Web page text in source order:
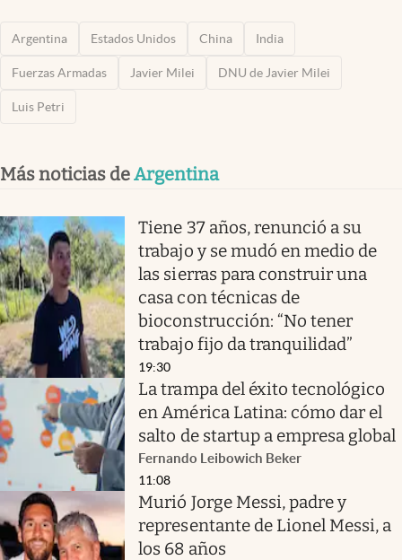
Argentina Estados Unidos China India
Fuerzas Armadas Javier Milei DNU de Javier Milei
Luis Petri
Más noticias deArgentina
Tiene 37 años, renunció a su
trabajo y se mudó en medio de
las sierras para construir una
casa con técnicas de
bioconstrucción: “No tener
trabajo fijo da tranquilidad”
19:30
La trampa del éxito tecnológico
en América Latina: cómo dar el
salto de startup a empresa global
Fernando Leibowich Beker
11:08
Murió Jorge Messi, padre y
representante de Lionel Messi, a
los 68 años